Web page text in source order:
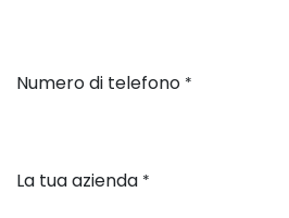
Numero di telefono *
La tua azienda *